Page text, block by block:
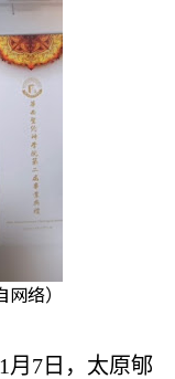
络）
月 7 日，太原郇